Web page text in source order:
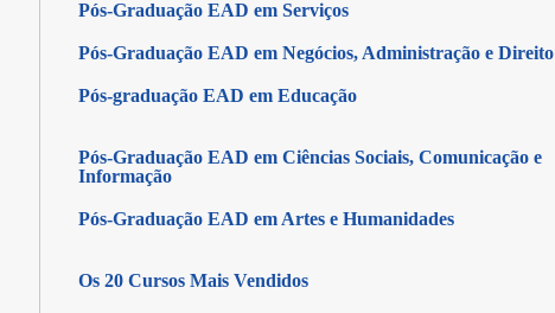
Pós-Graduação EAD em Serviços
Pós-Graduação EAD em Negócios, Administração e Direito
Pós-graduação EAD em Educação
Pós-Graduação EAD em Ciências Sociais, Comunicação e
Informação
Pós-Graduação EAD em Artes e Humanidades
Os 20 Cursos Mais Vendidos